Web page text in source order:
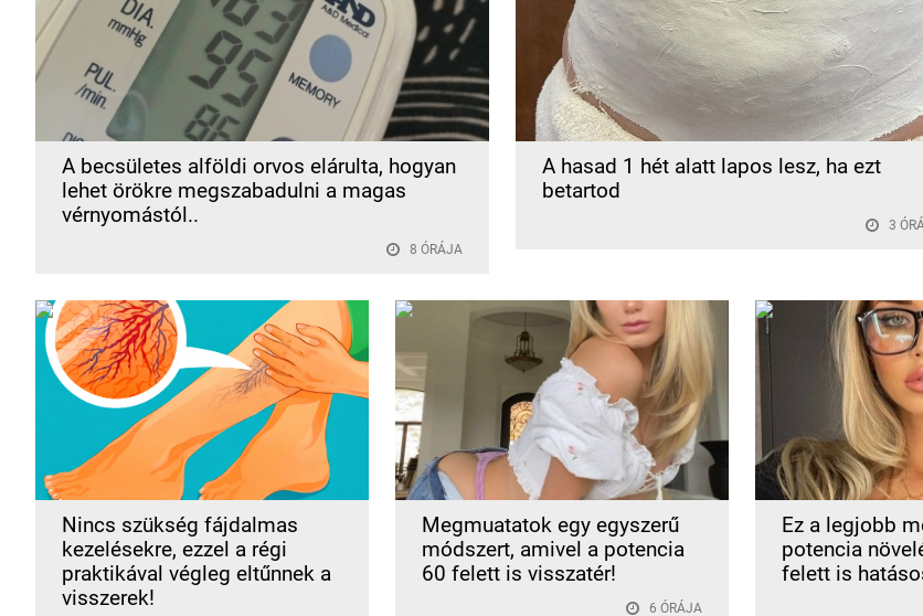
A becsületes alföldi orvos elárulta, hogyan
lehet örökre megszabadulni a magas
vérnyomástól..
8 ÓRÁJA
A hasad 1 hét alatt lapos lesz, ha ezt
betartod
3
Nincs szükség fájdalmas
kezelésekre, ezzel a régi
praktikával végleg eltűnnek a
visszerek!
Megmuatatok egy egyszerű
módszert, amivel a potencia
60 felett is visszatér!
6 ÓRÁJA
Ez a legjobb
potencia
felett is